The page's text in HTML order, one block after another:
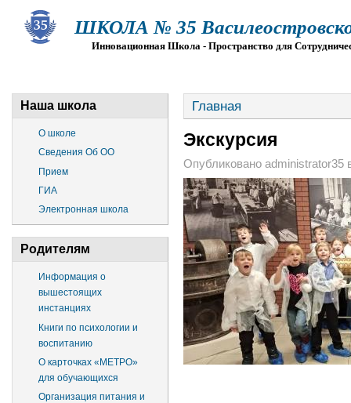
ШКОЛА № 35
Инновационная Школа - Пространство для
Наша школа
О школе
Сведения Об ОО
Прием
ГИА
Электронная школа
Родителям
Информация о
вышестоящих
инстанциях
Книги по психологии и
воспитанию
О карточках «МЕТРО»
для обучающихся
Организация питания и
Главная
Экскурсия
Опубликовано administrator35